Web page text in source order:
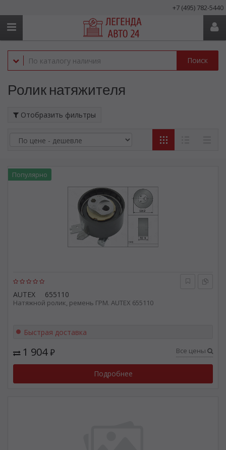
+7 (495) 782-5440
Поиск
Ролик натяжителя
Отобразить фильтры
AUTEX 655110
Натяжной ролик, ремень ГРМ. AUTEX 655110
Популярно
Быстрая доставка
1 904₽ Все цены
Подробнее